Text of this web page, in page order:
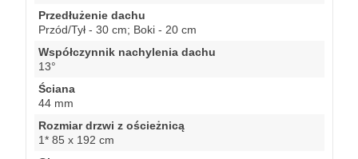
Przedłużenie dachu
Przód/Tył - 30 cm; Boki - 20 cm
Współczynnik nachylenia dachu
13°
Ściana
44 mm
Rozmiar drzwi z ościeżnicą
1* 85 x 192 cm